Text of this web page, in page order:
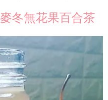
冬無花果百合茶